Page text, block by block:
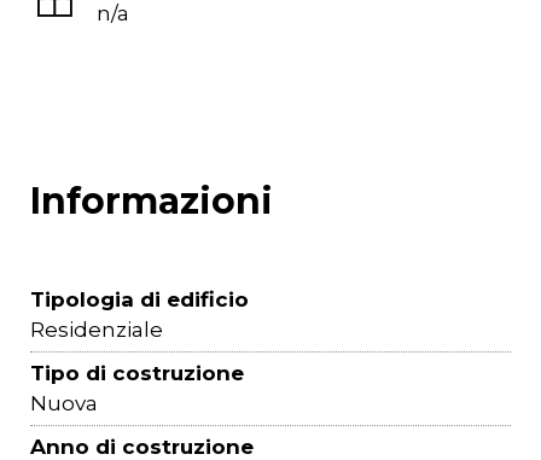
n/a
Informazioni
Tipologia di edificio
Residenziale
Tipo di costruzione
Nuova
Anno di costruzione